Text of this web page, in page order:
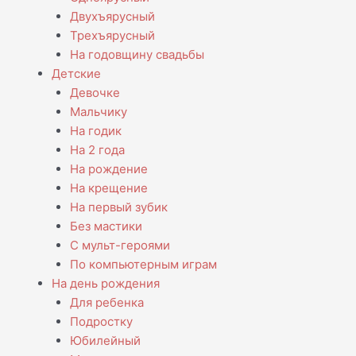
Двухъярусный
Трехъярусный
На годовщину свадьбы
Детские
Девочке
Мальчику
На годик
На 2 года
На рождение
На крещение
На первый зубик
Без мастики
С мульт-героями
По компьютерным играм
На день рождения
Для ребенка
Подростку
Юбилейный